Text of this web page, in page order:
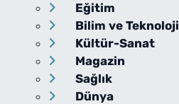
Eğitim
Bilim ve Teknoloji
Kültür-Sanat
Magazin
Sağlık
Dünya